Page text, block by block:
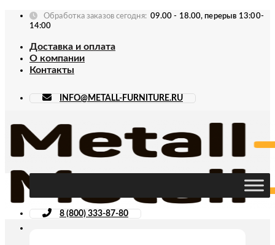
Skip
Обработка заказов сегодня: 09.00 - 18.00, перерыв 13:00-
14:00
Доставка и оплата
О компании
Контакты
INFO@METALL-FURNITURE.RU
8 (800) 333-87-80